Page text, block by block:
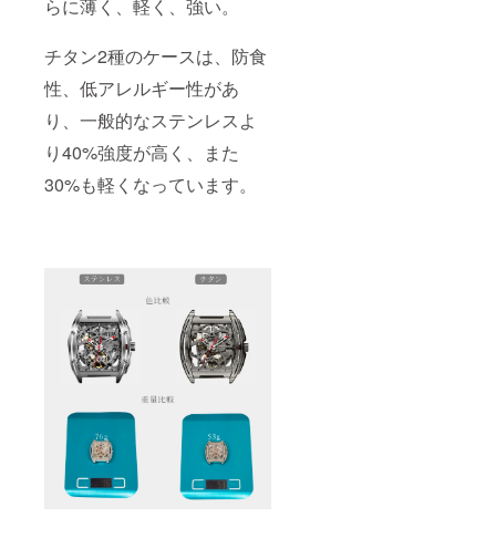
らに薄く、軽く、強い。
チタン2種のケースは、防食
性、低アレルギー性があ
り、一般的なステンレスよ
り40%強度が高く、また
30%も軽くなっています。